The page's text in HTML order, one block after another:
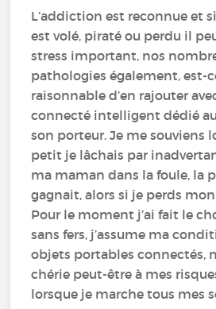
L’addiction est reconnue et
est volé, piraté ou perdu il
stress important, nos
pathologies également, est-
raisonnable d’en rajouter
connecté intelligent dédié
son porteur. Je me souviens
petit je lâchais par
ma maman dans la foule, la
gagnait, alors si je perds mon
Pour le moment j’ai fait le
sans fers, j’assume ma
objets portables connectés,
chérie peut-être à mes
lorsque je marche tous mes